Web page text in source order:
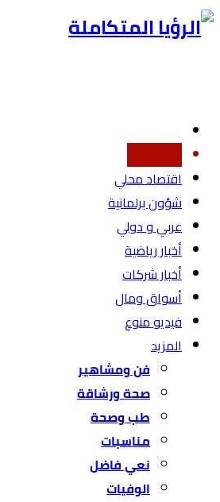
اقتصاد محلي
شؤون برلمانية
عربي و دولي
أخبار رياضية
أخبار شركات
أسواق ومال
فيديو منوع
المزيد
فن ومشاهير
صحة ورشاقة
طب وصحة
مناسبات
نعي فاضل
الوفيات